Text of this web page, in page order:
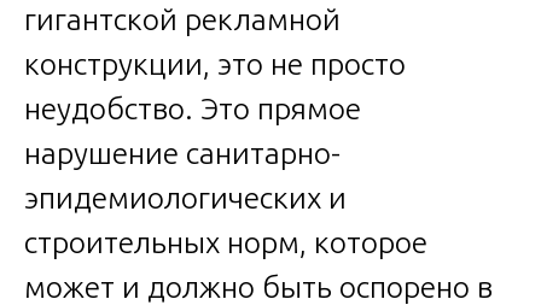
гигантской рекламной
конструкции, это не просто
неудобство. Это прямое
нарушение санитарно-
эпидемиологических и
строительных норм, которое
может и должно быть оспорено в